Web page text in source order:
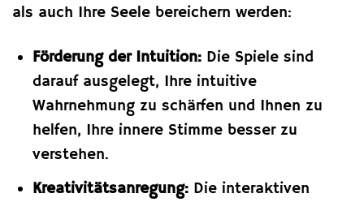
als auch Ihre Seele bereichern werden:
Förderung der Intuition:Die Spiele sind
darauf ausgelegt, Ihre intuitive
Wahrnehmung zu schärfen und Ihnen zu
helfen, Ihre innere Stimme besser zu
verstehen.
Kreativitätsanregung:Die interaktiven